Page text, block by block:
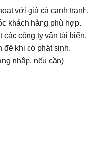
với giá cả cạnh tranh.
khách hàng phù hợp.
các công ty vận tải biển,
đề khi có phát sinh.
nhập, nếu cần)